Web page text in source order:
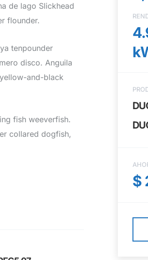
de lago Slickhead
flounder.
tenpounder
disco. Anguila
and-black
fish weeverfish.
collared dogfish,
$